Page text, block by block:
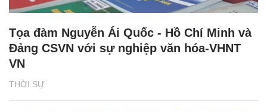
THỜI SỰ
Tọa đàm Nguyễn Ái Quốc - Hồ Chí Minh và
Đảng CSVN với sự nghiệp văn hóa-VHNT
VN